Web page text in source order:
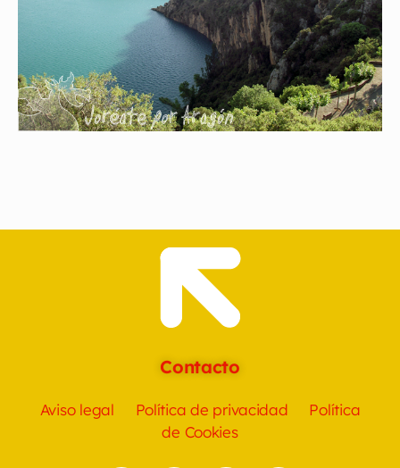
Contacto
Aviso legal Política de privacidad
Política
de Cookies